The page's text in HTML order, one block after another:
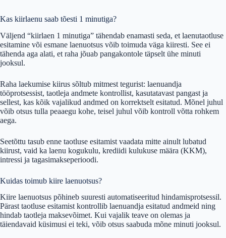
Kas kiirlaenu saab tõesti 1 minutiga?
Väljend “kiirlaen 1 minutiga” tähendab enamasti seda, et laenutaotluse
esitamine või esmane laenuotsus võib toimuda väga kiiresti. See ei
tähenda aga alati, et raha jõuab pangakontole täpselt ühe minuti
jooksul.
Raha laekumise kiirus sõltub mitmest tegurist: laenuandja
tööprotsessist, taotleja andmete kontrollist, kasutatavast pangast ja
sellest, kas kõik vajalikud andmed on korrektselt esitatud. Mõnel juhul
võib otsus tulla peaaegu kohe, teisel juhul võib kontroll võtta rohkem
aega.
Seetõttu tasub enne taotluse esitamist vaadata mitte ainult lubatud
kiirust, vaid ka laenu kogukulu, krediidi kulukuse määra (KKM),
intressi ja tagasimakseperioodi.
Kuidas toimub kiire laenuotsus?
Kiire laenuotsus põhineb suuresti automatiseeritud hindamisprotsessil.
Pärast taotluse esitamist kontrollib laenuandja esitatud andmeid ning
hindab taotleja maksevõimet. Kui vajalik teave on olemas ja
täiendavaid küsimusi ei teki, võib otsus saabuda mõne minuti jooksul.